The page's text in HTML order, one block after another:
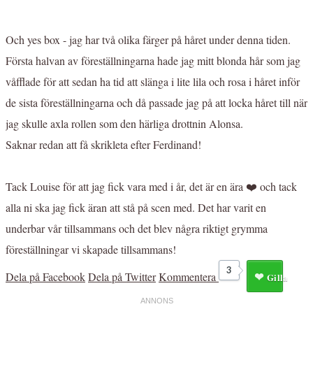
Och yes box - jag har två olika färger på håret under denna tiden.
Första halvan av föreställningarna hade jag mitt blonda hår som jag
våfflade för att sedan ha tid att slänga i lite lila och rosa i håret inför
de sista föreställningarna och då passade jag på att locka håret till när
jag skulle axla rollen som den härliga drottnin Alonsa.
Saknar redan att få skrikleta efter Ferdinand!
Tack Louise för att jag fick vara med i år, det är en ära ❤️ och tack
alla ni ska jag fick äran att stå på scen med. Det har varit en
underbar vår tillsammans och det blev några riktigt grymma
föreställningar vi skapade tillsammans!
Dela på FacebookDela på TwitterKommentera 3
Gilla